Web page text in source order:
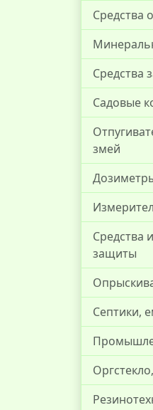
Средства
Средства
Садовые
змей
Средства
защиты
Септики,